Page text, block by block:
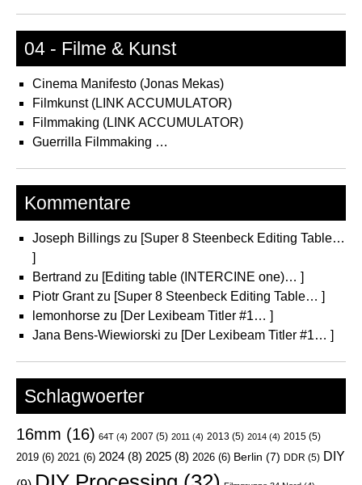
04 - Filme & Kunst
Cinema Manifesto (Jonas Mekas)
Filmkunst (LINK ACCUMULATOR)
Filmmaking (LINK ACCUMULATOR)
Guerrilla Filmmaking …
Kommentare
Joseph Billings zu [Super 8 Steenbeck Editing Table…
]
Bertrand zu [Editing table (INTERCINE one)… ]
Piotr Grantzu [Super 8 Steenbeck Editing Table… ]
lemonhorse zu [Der Lexibeam Titler #1… ]
Jana Bens-Wiewiorski zu [Der Lexibeam Titler #1… ]
Schlagwoerter
16mm (16) 64T (4) 2007 (5) 2011 (4) 2013 (5) 2014 (4) 2015 (5)
2019 (6) 2021 (6) 2024 (8) 2025 (8) 2026 (6) Berlin (7) DDR (5) DIY